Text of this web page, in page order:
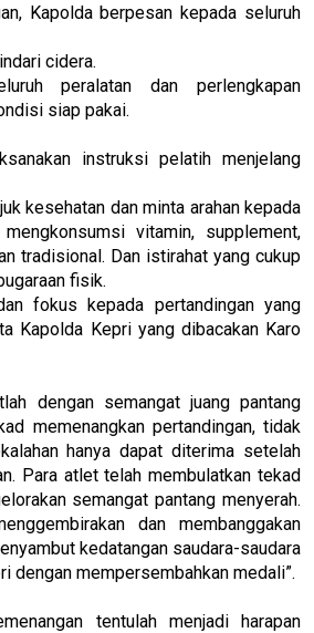
Kapolda berpesan kepada seluruh
cidera.
peralatan dan perlengkapan
siap pakai.
instruksi pelatih menjelang
kesehatan dan minta arahan kepada
vitamin, supplement,
tradisional. Dan istirahat yang cukup
fisik.
fokus kepada pertandingan yang
Kapolda Kepri yang dibacakan Karo
dengan semangat juang pantang
memenangkan pertandingan, tidak
hanya dapat diterima setelah
Para atlet telah membulatkan tekad
semangat pantang menyerah.
dan membanggakan
kedatangan saudara-saudara
dengan mempersembahkan medali”.
tentulah menjadi harapan